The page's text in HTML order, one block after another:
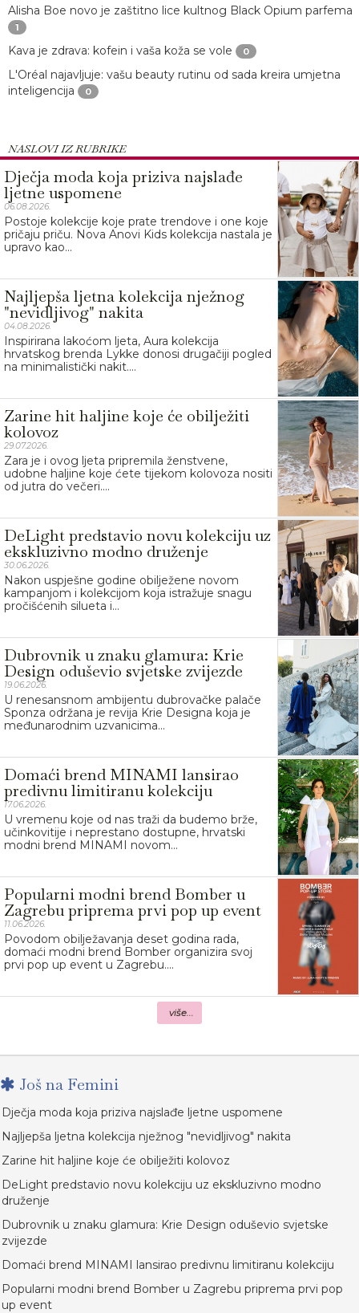
Alisha Boe novo je zaštitno lice kultnog Black Opium parfema
1
Kava je zdrava: kofein i vaša koža se vole 0
L'Oréal najavljuje: vašu beauty rutinu od sada kreira umjetna
inteligencija
0
NASLOVI IZ RUBRIKE
Dječja moda koja priziva najslađe
ljetne uspomene
06.08.2026.
Postoje kolekcije koje prate trendove i one koje
pričaju priču. Nova Anovi Kids kolekcija nastala je
upravo kao...
Najljepša ljetna kolekcija nježnog
"nevidljivog" nakita
04.08.2026.
Inspirirana lakoćom ljeta, Aura kolekcija
hrvatskog brenda Lykke donosi drugačiji pogled
na minimalistički nakit....
Zarine hit haljine koje će obilježiti
kolovoz
29.07.2026.
Zara je i ovog ljeta pripremila ženstvene,
udobne haljine koje ćete tijekom kolovoza nositi
od jutra do večeri....
DeLight predstavio novu kolekciju uz
ekskluzivno modno druženje
30.06.2026.
Nakon uspješne godine obilježene novom
kampanjom i kolekcijom koja istražuje snagu
pročišćenih silueta i...
Dubrovnik u znaku glamura: Krie
Design oduševio svjetske zvijezde
19.06.2026.
U renesansnom ambijentu dubrovačke palače
Sponza održana je revija Krie Designa koja je
međunarodnim uzvanicima...
Domaći brend MINAMI lansirao
predivnu limitiranu kolekciju
17.06.2026.
U vremenu koje od nas traži da budemo brže,
učinkovitije i neprestano dostupne, hrvatski
modni brend MINAMI novom...
Popularni modni brend Bomber u
Zagrebu priprema prvi pop up event
11.06.2026.
Povodom obilježavanja deset godina rada,
domaći modni brend Bomber organizira svoj
prvi pop up event u Zagrebu....
više...
Još na Femini
Dječja moda koja priziva najslađe ljetne uspomene
Najljepša ljetna kolekcija nježnog "nevidljivog" nakita
Zarine hit haljine koje će obilježiti kolovoz
DeLight predstavio novu kolekciju uz ekskluzivno modno
druženje
Dubrovnik u znaku glamura: Krie Design oduševio svjetske
zvijezde
Domaći brend MINAMI lansirao predivnu limitiranu kolekciju
Popularni modni brend Bomber u Zagrebu priprema prvi pop
up event